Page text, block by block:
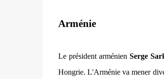
Arménie
Le président arménienSerge
Hongrie. L'Arménie va mener